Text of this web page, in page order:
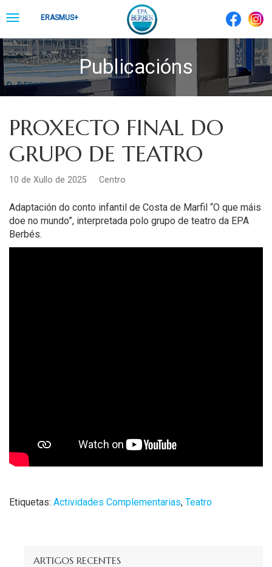
to ToggleERASMUS+
Publicacións
PROXECTO FINAL DO
GRUPO DE TEATRO
10 de Xullo de 2025 Centro
Adaptación do conto infantil de Costa de Marfil “O que máis
doe no mundo”, interpretada polo grupo de teatro da EPA
Berbés.
Etiquetas: Actividades Complementarias, Teatro
ARTIGOS RECENTES